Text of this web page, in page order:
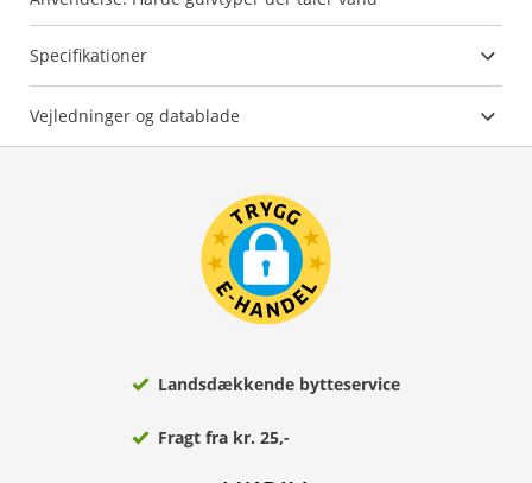
Specifikationer
Vejledninger og datablade
Landsdækkende bytteservice
Fragt fra kr. 25,-